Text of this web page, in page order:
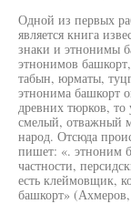
Одной из первых
является книга
знаки и этнонимы
этнонимов
табын, юрматы,
этнонима башкорт
древних тюрков, то
смелый, отважный
народ. Отсюда
пишет: «. этноним
частности,
есть клеймовщик,
башкорт»